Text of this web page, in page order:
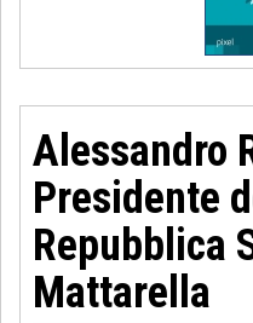
Alessandro
Presidente
Repubblica
Mattarella